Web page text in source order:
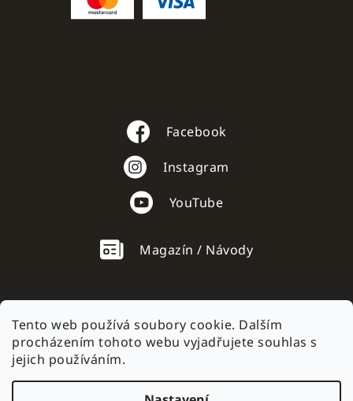
Tento web používá soubory cookie. Dalším
procházením tohoto webu vyjadřujete souhlas s
jejich používáním.
Facebook
Instagram
YouTube
Magazín / Návody
AC mobile.sk